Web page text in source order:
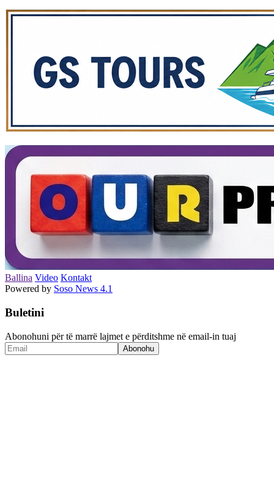
Ballina Video Kontakt
Powered by Soso News 4.1
Buletini
Abonohuni për të marrë lajmet e përditshme në email-in tuaj
Abonohu